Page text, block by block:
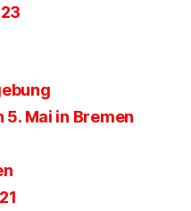
Mai in Bremen